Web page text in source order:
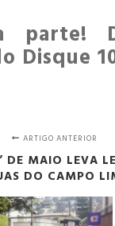
parte!
Disque
ARTIGO ANTERIOR
DE MAIO LEVA
DO CAMPO